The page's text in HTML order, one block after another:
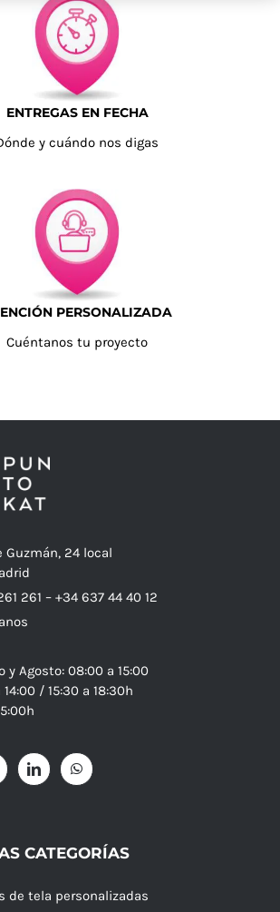
ENTREGAS EN FECHA
y cuándo nos digas
PERSONALIZADA
Cuéntanos tu proyecto
Guzmán, 24 local
261 – +34 637 44 40 12
y Agosto: 08:00 a 15:00
/ 15:30 a 18:30h
CATEGORÍAS
de tela personalizadas